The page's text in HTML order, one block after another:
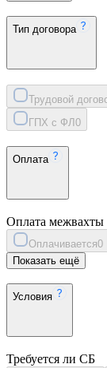
Тип договора
Трудовой
ГПХ с ФЛ 0
Оплата
Оплата межвахты
Оплачивается0
Показать ещё
Условия
Требуется ли СБ